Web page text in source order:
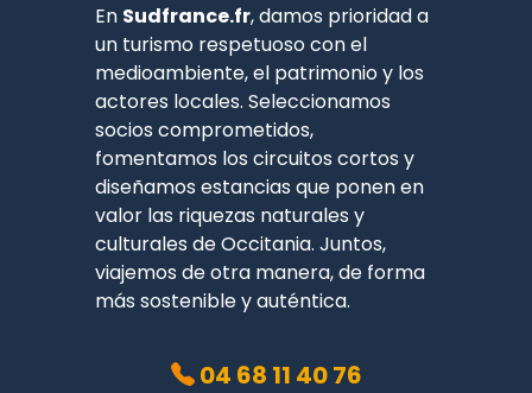
En Sudfrance.fr, damos prioridad a
un turismo respetuoso con el
medioambiente, el patrimonio y los
actores locales. Seleccionamos
socios comprometidos,
fomentamos los circuitos cortos y
diseñamos estancias que ponen en
valor las riquezas naturales y
culturales de Occitania. Juntos,
viajemos de otra manera, de forma
más sostenible y auténtica.
04 68 11 40 76